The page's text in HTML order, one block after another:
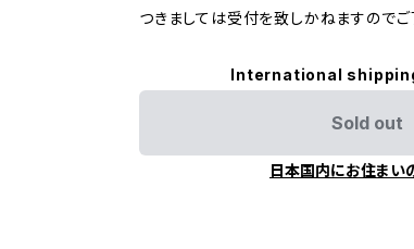
つきましては受付を致しかねますのでご
International
Sold out
日本国内にお住まい